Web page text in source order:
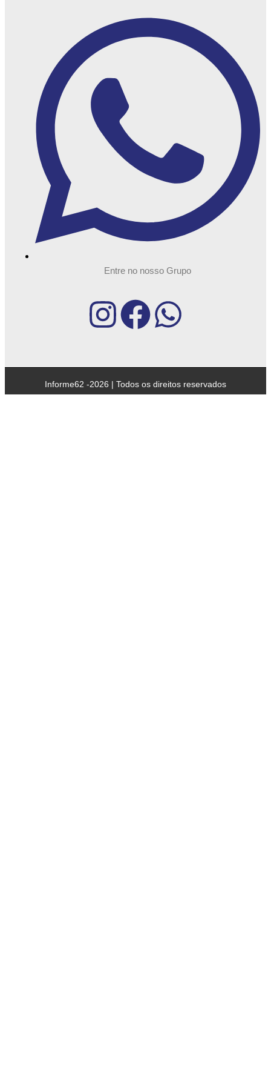
Entre no nosso Grupo
Informe62 -2026 | Todos os direitos reservados